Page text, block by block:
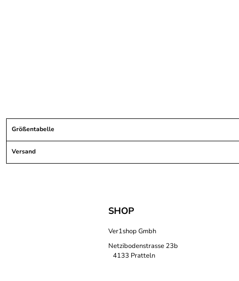
Größentabelle
Versand
SHOP
Ver1shop Gmbh
Netzibodenstrasse 23b
4133 Pratteln